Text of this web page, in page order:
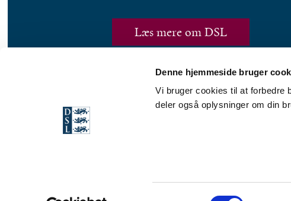
Denne hjemmeside bruger
Vi bruger cookies til at forbedre
deler også oplysninger om din
Læs mere om DSL
Det Danske Sprog- og Litteraturselskab · Christians Brygge 1 · 1219 København K